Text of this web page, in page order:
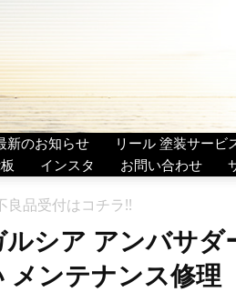
新のお知らせ リール 塗装サービ
インスタ お問い合わせ
良品受付はコチラ!!
シア アンバサダ
メンテナンス修理